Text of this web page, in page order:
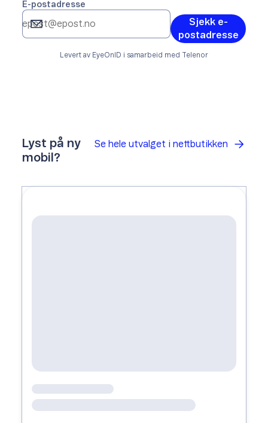
E-postadresse
Sjekk e-
postadresse
Levert av EyeOnID i samarbeid med Telenor
Lyst på ny
mobil?
Se hele utvalget i nettbutikken